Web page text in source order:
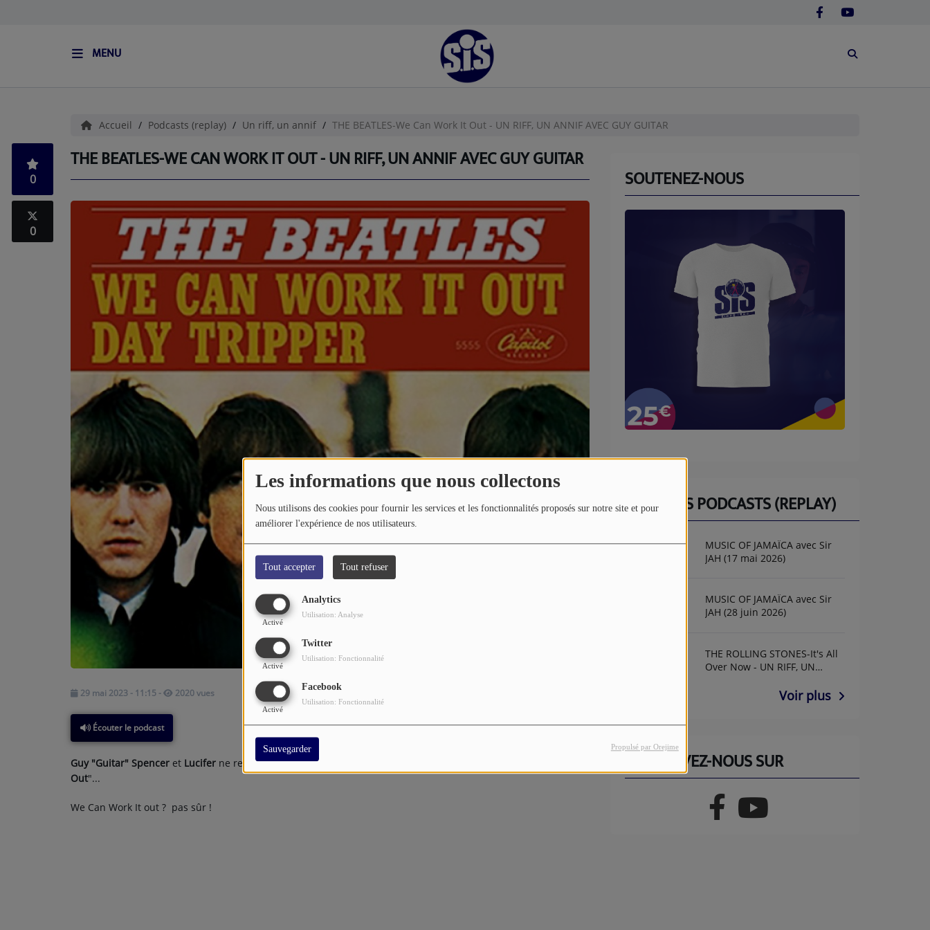
Les informations que nous collectons
Nous utilisons des cookies pour fournir les services et les fonctionnalités proposés sur notre site et pour
améliorer l'expérience de nos utilisateurs.
Tout accepter Tout refuser
Analytics
Activé
Utilisation: Analyse
Twitter
Activé
Utilisation: Fonctionnalité
Facebook
Activé
Utilisation: Fonctionnalité
Sauvegarder Propulsé par Orejime
MENU
BOUTIQUE
PODCASTS (CATALOGUE)
L'ÉQUIPE
CONTACTEZ-NOUS
A PROPOS DE NOUS
Accueil Podcasts (replay) Un riff, un annif THE BEATLES-We Can Work It Out - UN RIFF, UN ANNIF AVEC GUY GUITAR
THE BEATLES-WE CAN WORK IT OUT - UN RIFF, UN ANNIF AVEC GUY GUITAR
0
0
29 mai 2023 - 11:15 - 2020 vues
Écouter le podcast
Guy "Guitar" Spencer et Lucifer ne respectent rien, pas même l
Out"...
We Can Work It out ? pas sûr !
SOUTENEZ-NOUS
DERNIERS PODCASTS (REPLAY)
MUSIC OF JAMAÏCA avec Sir
JAH (17 mai 2026)
MUSIC OF JAMAÏCA avec Sir
JAH (28 juin 2026)
THE ROLLING STONES-It's All
Over Now - UN RIFF, UN
Voir plus
RETROUVEZ-NOUS SUR